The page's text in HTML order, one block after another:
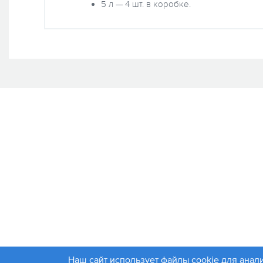
5 л — 4 шт. в коробке.
Наш сайт использует файлы cookie для